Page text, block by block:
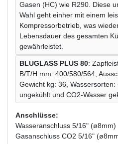
Gasen (HC) wie R290. Diese
Wahl geht einher mit einem
Kompressorbetrieb, was
Lebensdauer des gesamten
gewährleistet.
BLUGLASS PLUS 80:
B/T/H mm: 400/580/564,
Gewicht kg: 36, Wassersorten:
ungekühlt und CO2-Wasser
Anschlüsse:
Wasseranschluss 5/16" (ø8mm)
Gasanschluss CO2 5/16"